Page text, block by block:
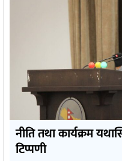
नीति तथा कार्यक्रम
टिप्पणी